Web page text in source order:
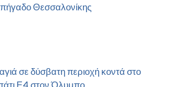
Θεσσαλονίκης
σε δύσβατη περιοχή κοντά στο